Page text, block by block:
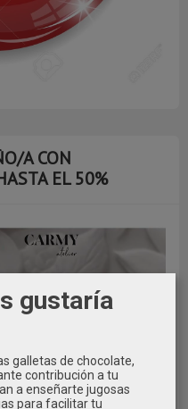
A CON
EL 50%
gustaría
galletas de chocolate,
contribución a tu
a enseñarte jugosas
para facilitar tu